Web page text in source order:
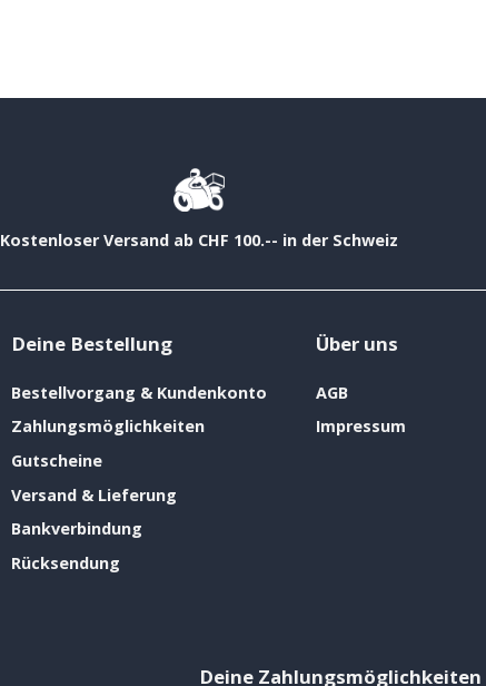
Kostenloser Versand ab CHF 100.-- in der Schweiz
Deine Bestellung
Bestellvorgang & Kundenkonto
Zahlungsmöglichkeiten
Gutscheine
Versand & Lieferung
Bankverbindung
Rücksendung
Über uns
AGB
Impressum
Deine Zahlungsmöglichkeiten